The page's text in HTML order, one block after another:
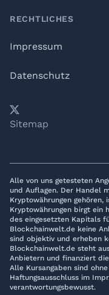
RECHTLICHES
Impressum
Datenschutz
YouTube
𝕏LinkedIn
Telegram
Sitemap
Alle von uns getesteten
und Auflagen. Der Handel
Kryptowährungen
Kryptowährungen birgt ein
des eingesetzten Kapitals
Blockchainwelt.de keine
sind objektiv und erheben
Blockchainwelt.de steht
Anbietern und finanziert
Alle Kursangaben sind
Haftungsausschluss im
verantwortungsbewusst.